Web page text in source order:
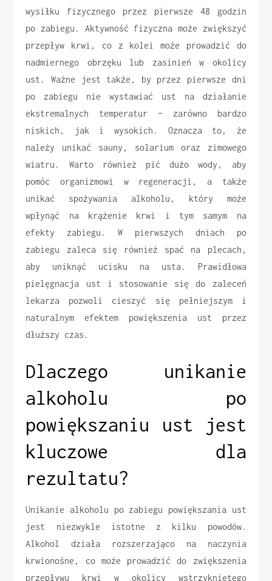
wysiłku fizycznego przez pierwsze 48 godzin
po zabiegu. Aktywność fizyczna może zwiększyć
przepływ krwi, co z kolei może prowadzić do
nadmiernego obrzęku lub zasinień w okolicy
ust. Ważne jest także, by przez pierwsze dni
po zabiegu nie wystawiać ust na działanie
ekstremalnych temperatur – zarówno bardzo
niskich, jak i wysokich. Oznacza to, że
należy unikać sauny, solarium oraz zimowego
wiatru. Warto również pić dużo wody, aby
pomóc organizmowi w regeneracji, a także
unikać spożywania alkoholu, który może
wpłynąć na krążenie krwi i tym samym na
efekty zabiegu. W pierwszych dniach po
zabiegu zaleca się również spać na plecach,
aby uniknąć ucisku na usta. Prawidłowa
pielęgnacja ust i stosowanie się do zaleceń
lekarza pozwoli cieszyć się pełniejszym i
naturalnym efektem powiększenia ust przez
dłuższy czas.
Dlaczego unikanie
alkoholu po
powiększaniu ust jest
kluczowe dla
rezultatu?
Unikanie alkoholu po zabiegu powiększania ust
jest niezwykle istotne z kilku powodów.
Alkohol działa rozszerzająco na naczynia
krwionośne, co może prowadzić do zwiększenia
przepływu krwi w okolicy wstrzykniętego